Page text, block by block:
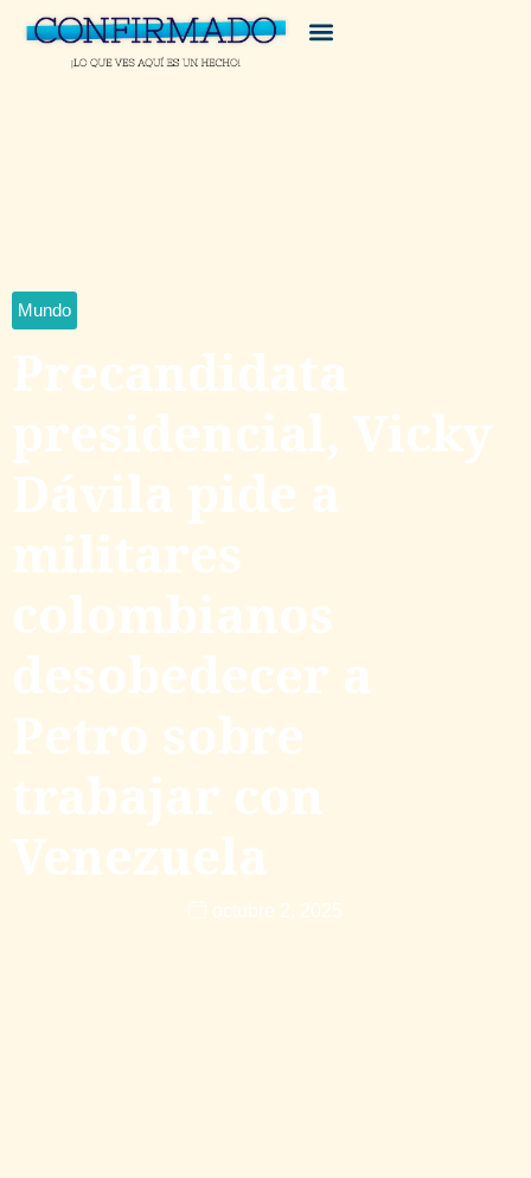
Mundo
Precandidata
presidencial, Vicky
Dávila pide a
militares
colombianos
desobedecer a
Petro sobre
trabajar con
Venezuela
octubre 2, 2025